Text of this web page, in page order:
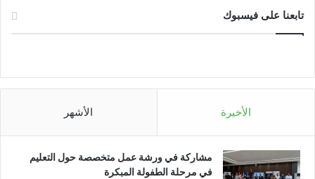
تابعنا على فيسبوك
الأخيرة الأشهر
مشاركة في ورشة عمل متخصصة حول التعليم
في مرحلة الطفولة المبكرة